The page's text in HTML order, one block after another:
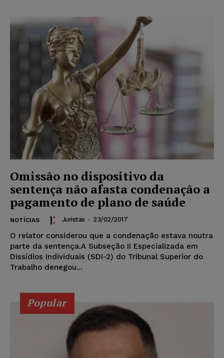
Omissão no dispositivo da
sentença não afasta condenação a
pagamento de plano de saúde
NOTÍCIAS Juristas - 23/02/2017
O relator considerou que a condenação estava noutra
parte da sentença.A Subseção II Especializada em
Dissídios Individuais (SDI-2) do Tribunal Superior do
Trabalho denegou...
Popular